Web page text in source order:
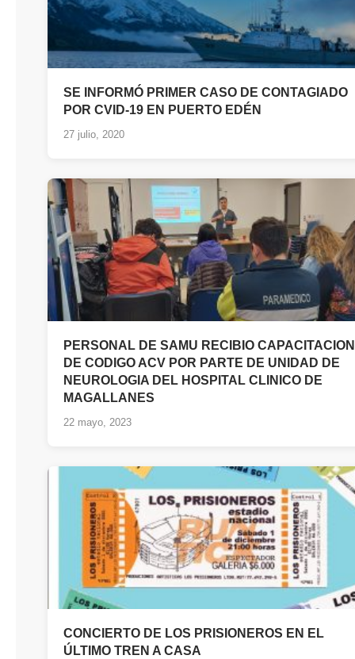
SE INFORMÓ PRIMER CASO DE CONTAGIADO
POR CVID-19 EN PUERTO EDÉN
27 julio, 2020
PERSONAL DE SAMU RECIBIO CAPACITACION
DE CODIGO ACV POR PARTE DE UNIDAD DE
NEUROLOGIA DEL HOSPITAL CLINICO DE
MAGALLANES
22 mayo, 2023
CONCIERTO DE LOS PRISIONEROS EN EL
ÚLTIMO TREN A CASA